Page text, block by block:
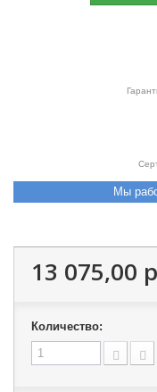
Мы
13 075,00
Количество: